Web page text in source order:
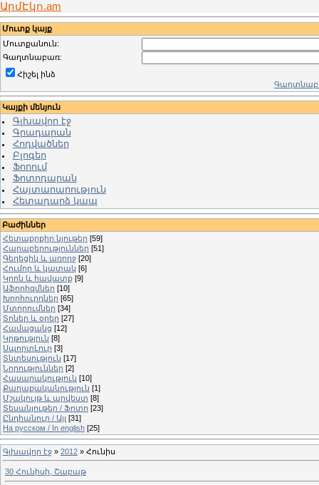
ԱրմԷկո.am
Մուտք կայք
Մուտքանուն:
Գաղտնաբառ:
Հիշել ինձ
Կայքի մենյուն
Գլխավոր էջ
Գրադարան
Հոդվածներ
Բլոգեր
Ֆորում
Ֆոտոդարան
Հայտարարություն
Հետադարձ կապ
Բաժիններ
Հետաքրքիր նյութեր [59]
Հարաբերություններ [51]
Գեղեցիկ և առողջ [20]
Հումոր և կատակ [6]
Կրոն և հավատք [9]
Աֆորիզմներ [10]
Խորհուրդներ [65]
Մտորումներ [34]
Տոներ և օրեր [27]
Համացանց [12]
Կրթություն [8]
ՍպորտԼուր [3]
Տնտեսություն [17]
Նորություններ [2]
Հասարակություն [10]
Քաղաքականություն [1]
Մշակույթ և արվեստ [8]
Տեսանյութեր / Ֆոտո [23]
Ընդհանուր / Այլ [31]
На русском / In english [25]
Գլխավոր էջ » 2012 » Հունիս
30 Հունիսի, Շաբաթ